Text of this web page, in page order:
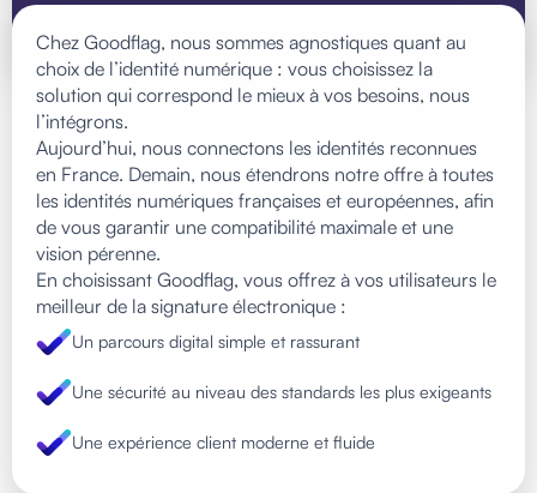
Chez Goodflag, nous sommes agnostiques quant au
choix de l’identité numérique : vous choisissez la
solution qui correspond le mieux à vos besoins, nous
l’intégrons.
Aujourd’hui, nous connectons les identités reconnues
en France. Demain, nous étendrons notre offre à toutes
les identités numériques françaises et européennes, afin
de vous garantir une compatibilité maximale et une
vision pérenne.
En choisissant Goodflag, vous offrez à vos utilisateurs le
meilleur de la signature électronique :
Un parcours digital simple et rassurant
Une sécurité au niveau des standards les plus exigeants
Une expérience client moderne et fluide